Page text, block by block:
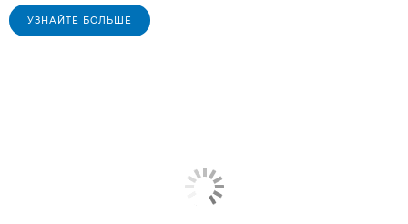
УЗНАЙТЕ БОЛЬШЕ